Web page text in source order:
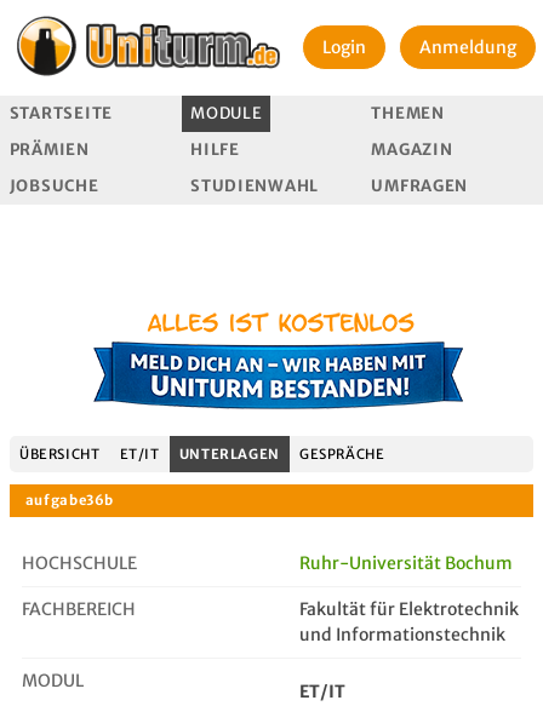
Login Anmeldung
STARTSEITE MODULE
THEMEN
PRÄMIEN
HILFE
MAGAZIN
JOBSUCHE
STUDIENWAHL UMFRAGEN
ÜBERSICHT ET/IT UNTERLAGEN GESPRÄCHE
HOCHSCHULE Ruhr-Universität Bochum
FACHBEREICH
Fakultät für Elektrotechnik
und Informationstechnik
MODUL ET/IT